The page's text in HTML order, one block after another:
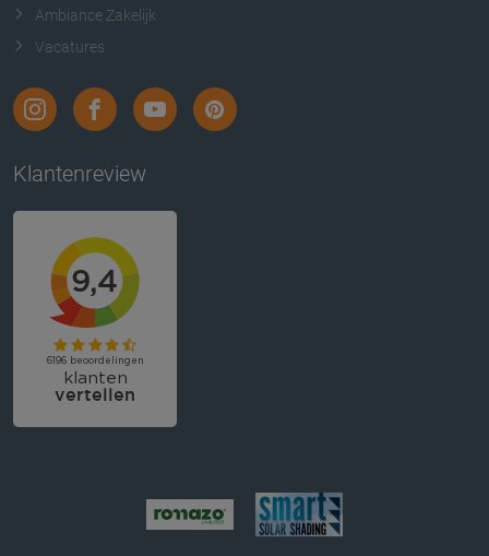
Ambiance Zakelijk
Vacatures
Klantenreview